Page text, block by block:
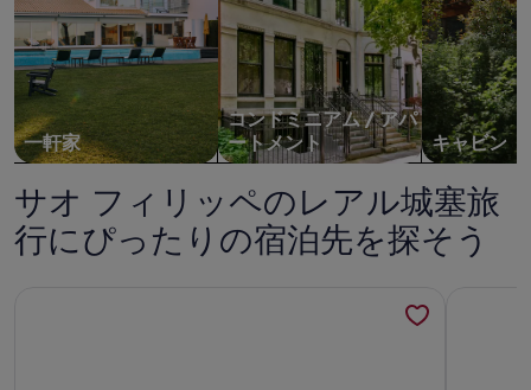
一軒家
コンドミニアム / アパ
ートメント
キャビン
サオ フィリッペのレアル城塞旅
行にぴったりの宿泊先を探そう
Secluded modern villa with pebble beach near Unesco